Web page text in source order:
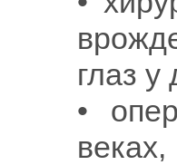
глаз у
•